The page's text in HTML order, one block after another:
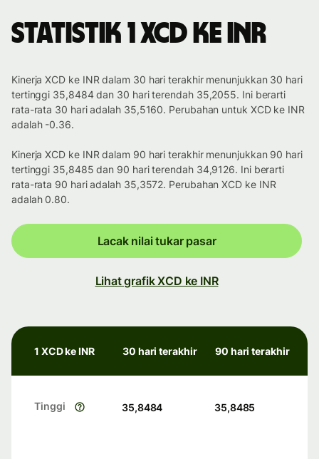
Statistik 1 XCD ke INR
Kinerja XCD ke INR dalam 30 hari terakhir menunjukkan 30 hari
tertinggi 35,8484 dan 30 hari terendah 35,2055. Ini berarti
rata-rata 30 hari adalah 35,5160. Perubahan untuk XCD ke INR
adalah -0.36.
Kinerja XCD ke INR dalam 90 hari terakhir menunjukkan 90 hari
tertinggi 35,8485 dan 90 hari terendah 34,9126. Ini berarti
rata-rata 90 hari adalah 35,3572. Perubahan XCD ke INR
adalah 0.80.
Lacak nilai tukar pasar
Lihat grafik XCD ke INR
1 XCD ke INR 30 hari terakhir 90 hari terakhir
Tinggi 35,8484 35,8485